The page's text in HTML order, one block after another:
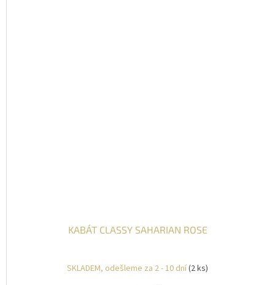
KABÁT CLASSY SAHARIAN ROSE
SKLADEM, odešleme za 2 - 10 dní(2 ks)